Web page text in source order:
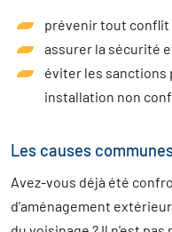
prévenir tout conflit
assurer la sécurité
éviter les sanctions
installation non
Les causes
Avez-vous déjà été
d'aménagement